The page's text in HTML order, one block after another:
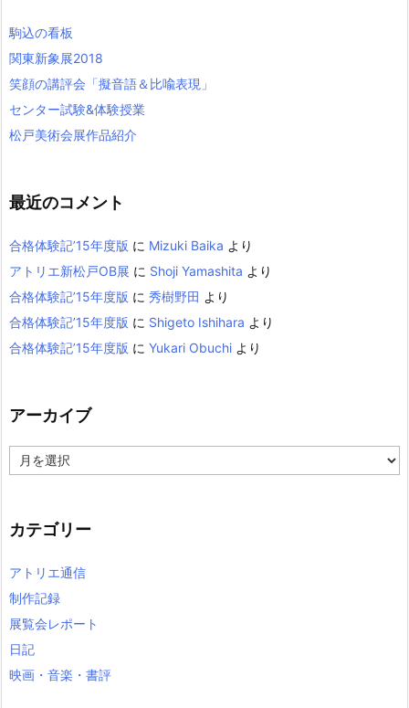
駒込の看板
関東新象展2018
笑顔の講評会「擬音語＆比喩表現」
センター試験&体験授業
松戸美術会展作品紹介
最近のコメント
合格体験記’15年度版 に Mizuki Baika より
アトリエ新松戸OB展 に Shoji Yamashita より
合格体験記’15年度版 に 秀樹野田 より
合格体験記’15年度版 に Shigeto Ishihara より
合格体験記’15年度版 に Yukari Obuchi より
アーカイブ
ー
ブ
カテゴリー
アトリエ通信
制作記録
展覧会レポート
日記
映画・音楽・書評